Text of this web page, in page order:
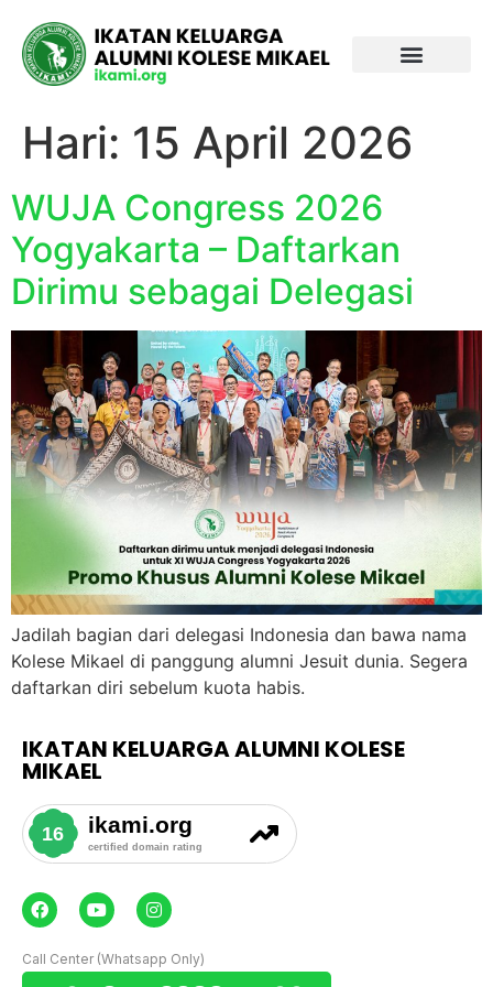
Hari: 15 April 2026
WUJA Congress 2026
Yogyakarta – Daftarkan
Dirimu sebagai Delegasi
Jadilah bagian dari delegasi Indonesia dan bawa nama
Kolese Mikael di panggung alumni Jesuit dunia. Segera
daftarkan diri sebelum kuota habis.
IKATAN KELUARGA ALUMNI KOLESE
MIKAEL
Call Center (Whatsapp Only)